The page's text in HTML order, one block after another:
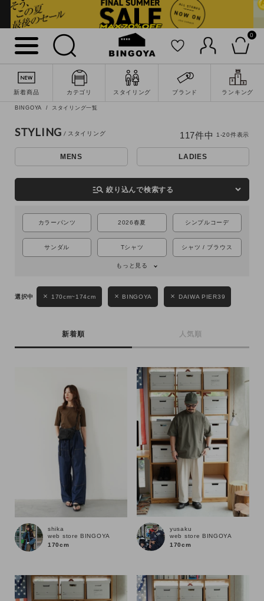
0
新着商品 カテゴリ スタイリング ブランド ランキング
詳細検索
BINGOYA スタイリング一覧
STYLING
MENS LADIES
manage_search 絞り込んで検索する
カラーパンツ 2026春夏 シンプルコーデ
サンダル Tシャツ シャツ / ブラウス
もっと見る
170cm~174cm BINGOYA DAIWA PIER39
新着順 人気順
117件中 1-20件表示
shika
web store BINGOYA
170cm
yusaku
web store BINGOYA
170cm